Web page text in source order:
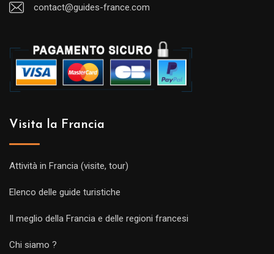
contact@guides-france.com
Visita la Francia
Attività in Francia (visite, tour)
Elenco delle guide turistiche
Il meglio della Francia e delle regioni francesi
Chi siamo ?